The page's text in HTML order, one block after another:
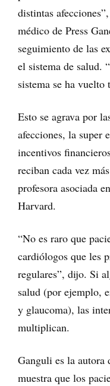
distintas
médico de Press
seguimiento de las
el sistema de salud.
sistema se ha vuelto
Esto se agrava por
afecciones, la super
incentivos
reciban cada vez
profesora asociada
Harvard.
“No es raro que
cardiólogos que les
regulares”, dijo. Si
salud (por ejemplo,
y glaucoma), las
multiplican.
Ganguli es la autora
muestra que los